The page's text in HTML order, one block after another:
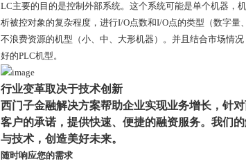
LC主要的目的是控制外部系统。这个系统可能是单个机器，
析被控对象的复杂程度，进行I/O点数和I/O点的类型（数字
不浪费资源的机型（小、中、大形机器）。并且结合市场情
好的PLC机型。
行业变革取决于技术创新
西门子金融解决方案帮助企业实现业务增长，针
客户的承诺，提供快速、便捷的融资服务。我们
与技术，创造美好未来。
随时响应您的需求